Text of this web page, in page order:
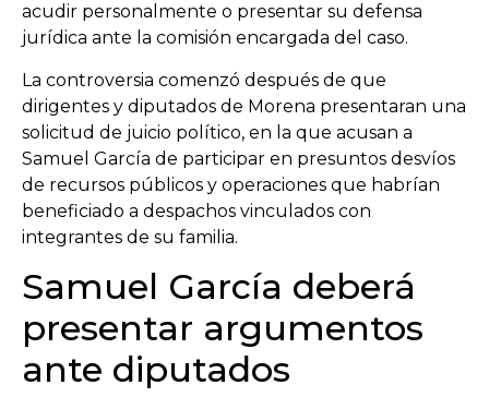
acudir personalmente o presentar su defensa
jurídica ante la comisión encargada del caso.
La controversia comenzó después de que
dirigentes y diputados de Morena presentaran una
solicitud de juicio político, en la que acusan a
Samuel García de participar en presuntos desvíos
de recursos públicos y operaciones que habrían
beneficiado a despachos vinculados con
integrantes de su familia.
Samuel García deberá
presentar argumentos
ante diputados